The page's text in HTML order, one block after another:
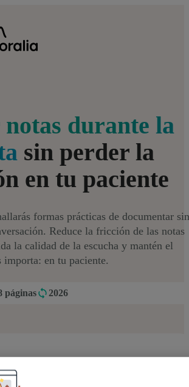
durante la
sin perder la
en tu paciente
formas prácticas de documentar sin
Reduce la fricción de las notas
la calidad de la escucha y mantén el
importa: en tu paciente.
páginas 2026
el formulario para descargar